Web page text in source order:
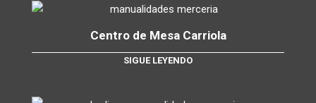
Centro de Mesa Carriola
SIGUE LEYENDO